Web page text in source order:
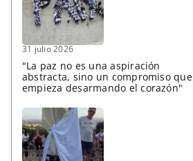
31 julio 2026
"La paz no es una aspiración
abstracta, sino un compromiso que
empieza desarmando el corazón"